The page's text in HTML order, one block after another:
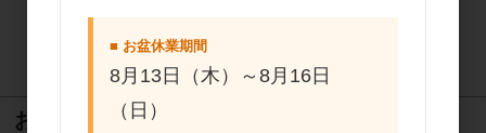
16 件中 1〜16件目
おすすめ商品
■ お盆休業期間
8月13日（木）～8月16日
（日）